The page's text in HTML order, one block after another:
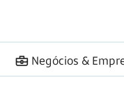
Negócios &